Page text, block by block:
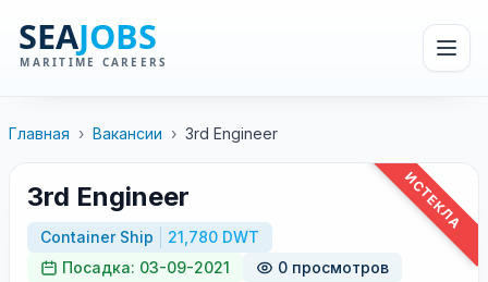
Главная › Вакансии › 3rd Engineer
ИСТЕКЛА
3rd Engineer
Container Ship
21,780 DWT
Посадка: 03-09-2021
0 просмотров